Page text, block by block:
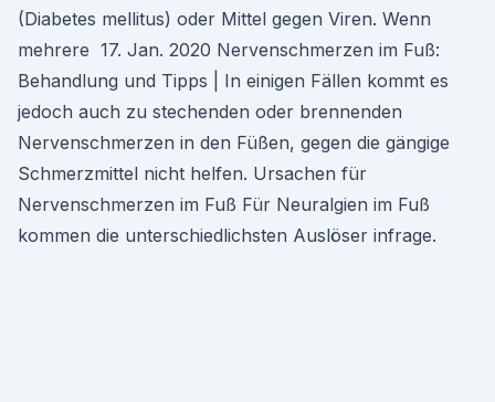
(Diabetes mellitus) oder Mittel gegen Viren. Wenn
mehrere 17. Jan. 2020 Nervenschmerzen im Fuß:
Behandlung und Tipps | In einigen Fällen kommt es
jedoch auch zu stechenden oder brennenden
Nervenschmerzen in den Füßen, gegen die gängige
Schmerzmittel nicht helfen. Ursachen für
Nervenschmerzen im Fuß Für Neuralgien im Fuß
kommen die unterschiedlichsten Auslöser infrage.